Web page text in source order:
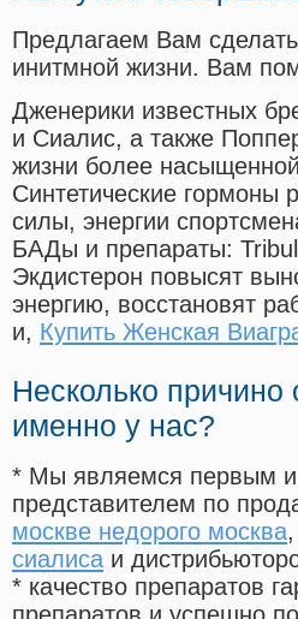
Предлагаем Вам
инитмной жизни. Вам
Дженерики известных
и Сиалис, а также
жизни более
Синтетические гормоны
силы, энергии
БАДы и препараты:
Экдистерон повысят
энергию, восстановят
и, Купить Женская
Несколько
именно у нас?
* Мы являемся первым и
представителем по
москве недорого москва
сиалиса и
* качество препаратов